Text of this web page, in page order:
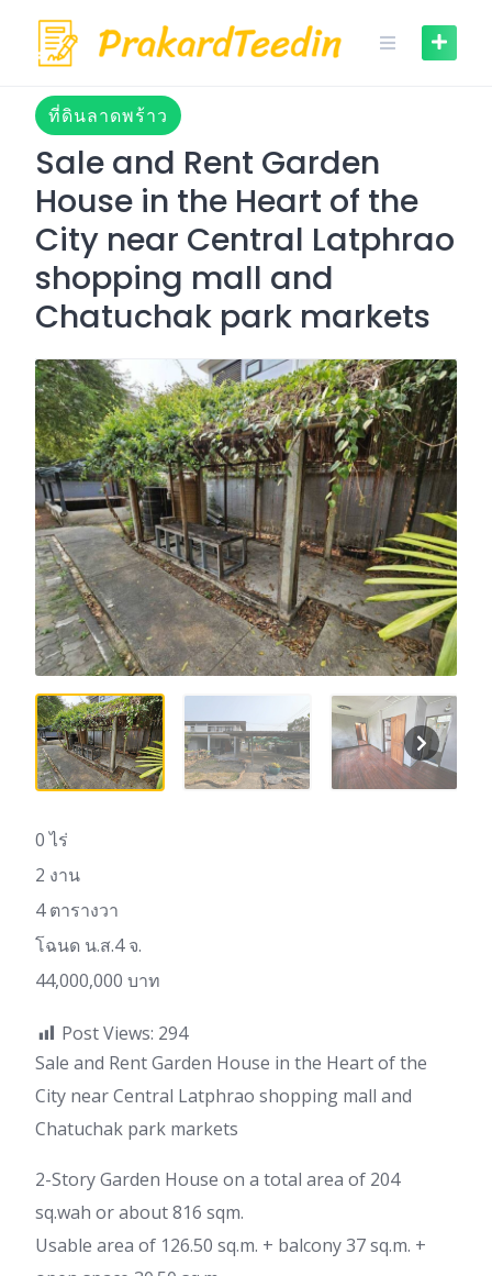
content
ที่ดินลาดพร้าว
Sale and Rent Garden
House in the Heart of the
City near Central Latphrao
shopping mall and
Chatuchak park markets
0 ไร่
2 งาน
4 ตารางวา
โฉนด น.ส.4 จ.
44,000,000 บาท
Post Views: 294
Sale and Rent Garden House in the Heart of the
City near Central Latphrao shopping mall and
Chatuchak park markets
2-Story Garden House on a total area of 204
sq.wah or about 816 sqm.
Usable area of 126.50 sq.m. + balcony 37 sq.m. +